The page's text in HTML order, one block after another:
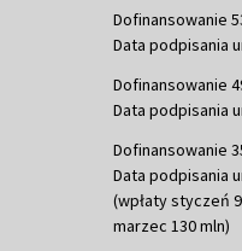
Dofinansowanie
Data podpisania
Dofinansowanie
Data podpisania
Dofinansowanie
Data podpisania
(wpłaty styczeń
marzec 130 mln)